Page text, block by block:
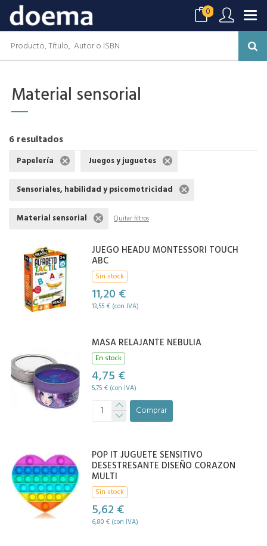
0
Material sensorial
6 resultados
Papelería Juegos y juguetes
Sensoriales, habilidad y psicomotricidad
Material sensorial Quitar filtros
JUEGO HEADU MONTESSORI TOUCH
ABC
Sin stock
11,20 €
13,55 € (con IVA)
MASA RELAJANTE NEBULIA
En stock
4,75 €
5,75 € (con IVA)
Comprar
POP IT JUGUETE SENSITIVO
DESESTRESANTE DISEÑO CORAZON
MULTI
Sin stock
5,62 €
6,80 € (con IVA)